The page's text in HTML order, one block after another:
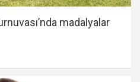
madalyalar